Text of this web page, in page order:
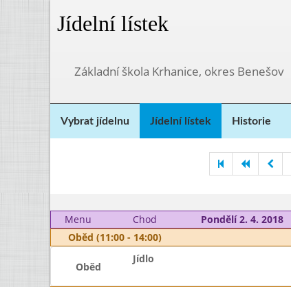
Jídelní lístek
Základní škola Krhanice, okres Benešov
Vybrat jídelnu Jídelní lístek Historie
Menu
Chod Pondělí 2. 4. 2018
Oběd (11:00 - 14:00)
Oběd
Jídlo